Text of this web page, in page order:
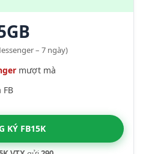
– 7 ngày)
mượt mà
KÝ FB15K